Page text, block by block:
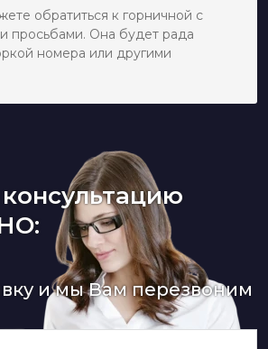
обратиться к горничной с
просьбами. Она будет рада
номера или другими
и мы Вам перезвоним